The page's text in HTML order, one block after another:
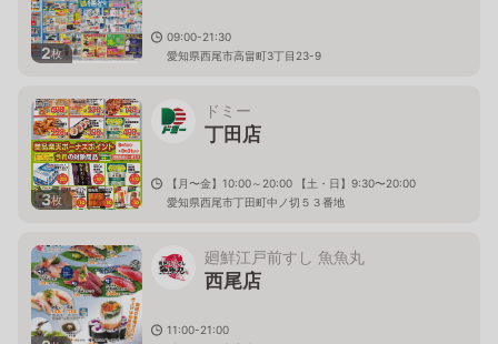
2枚
09:00-21:30
愛知県西尾市高畠町3丁目23-9
3枚
ドミー
丁田店
【月〜金】10:00～20:00 【土・日】9:30〜20:00
愛知県西尾市丁田町中ノ切５３番地
廻鮮江戸前すし 魚魚丸
西尾店
11:00-21:00